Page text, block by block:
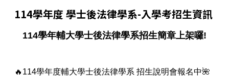
114學年度 學士後法律學系-入學考招生資訊
114學年輔大學士後法律學系招生簡章上架囉!
🔥114學年度輔大學士後法律學系 招生說明會報名中🌺